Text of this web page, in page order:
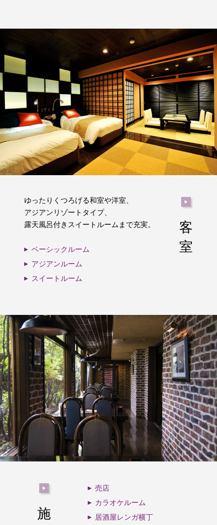
客
室
ゆったりくつろげる和室や洋室、
アジアンリゾートタイプ、
露天風呂付きスイートルームまで充実。
ベーシックルーム
アジアンルーム
スイートルーム
施
売店
カラオケルーム
居酒屋レンガ横丁